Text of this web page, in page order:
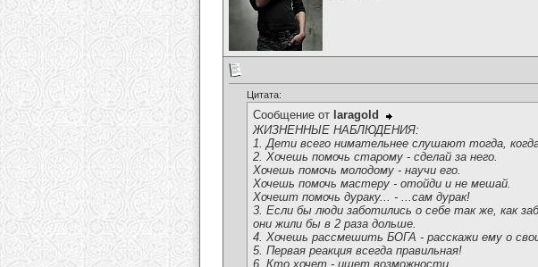
Цитата:
Сообщение от laragold
ЖИЗНЕННЫЕ НАБЛЮДЕНИЯ:
1. Дети всего нимательнее слушают тогда,
2. Хочешь помочь старому - сделай за него.
Хочешь помочь молодому - научи его.
Хочешь помочь мастеру - отойди и не мешай.
Хочешт помочь дураку... - ...сам дурак!
3. Если бы люди заботились о себе так же, как
они жили бы в 2 раза дольше.
4. Хочешь рассмешить БОГА - расскажи ему о
5. Первая реакция всегда правильная!
6. Кто хочет - ищет возможности,